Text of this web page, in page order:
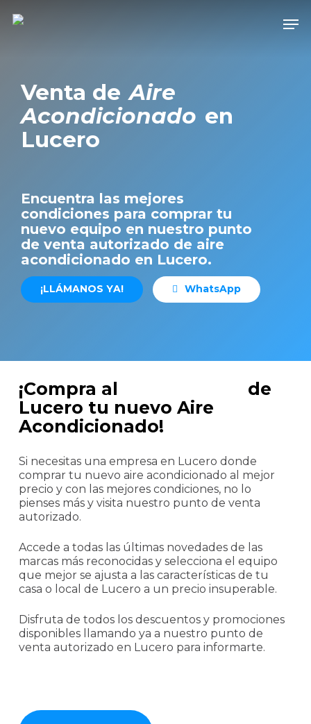
Skip
Venta de Aire
Acondicionado en
Lucero
Encuentra las mejores
condiciones para comprar tu
nuevo equipo en nuestro punto
de venta autorizado de aire
acondicionado en Lucero.
¡LLÁMANOS YA! WhatsApp
¡Compra al
de
Lucero tu nuevo Aire
Acondicionado!
Si necesitas una empresa en Lucero donde
comprar tu nuevo aire acondicionado al mejor
precio y con las mejores condiciones, no lo
pienses más y visita nuestro punto de venta
autorizado.
Accede a todas las últimas novedades de las
marcas más reconocidas y selecciona el equipo
que mejor se ajusta a las características de tu
casa o local de Lucero a un precio insuperable.
Disfruta de todos los descuentos y promociones
disponibles llamando ya a nuestro punto de
venta autorizado en Lucero para informarte.